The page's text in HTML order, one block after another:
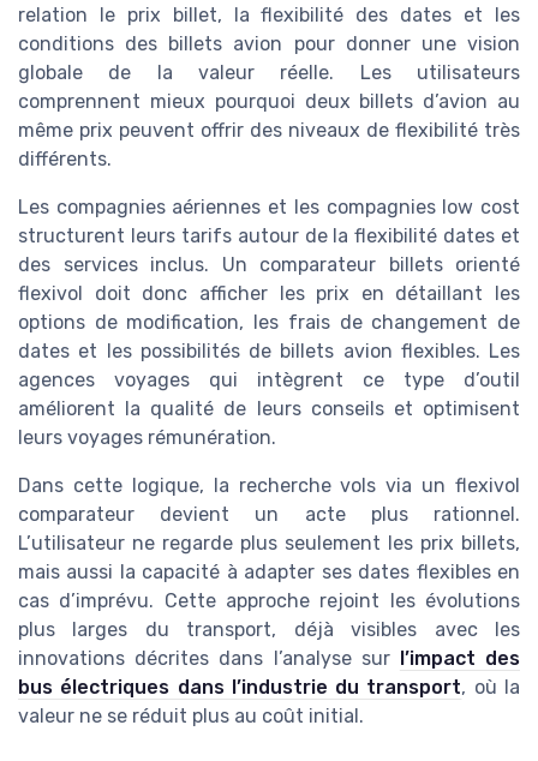
relation le prix billet, la flexibilité des dates et les
conditions des billets avion pour donner une vision
globale de la valeur réelle. Les utilisateurs
comprennent mieux pourquoi deux billets d’avion au
même prix peuvent offrir des niveaux de flexibilité très
différents.
Les compagnies aériennes et les compagnies low cost
structurent leurs tarifs autour de la flexibilité dates et
des services inclus. Un comparateur billets orienté
flexivol doit donc afficher les prix en détaillant les
options de modification, les frais de changement de
dates et les possibilités de billets avion flexibles. Les
agences voyages qui intègrent ce type d’outil
améliorent la qualité de leurs conseils et optimisent
leurs voyages rémunération.
Dans cette logique, la recherche vols via un flexivol
comparateur devient un acte plus rationnel.
L’utilisateur ne regarde plus seulement les prix billets,
mais aussi la capacité à adapter ses dates flexibles en
cas d’imprévu. Cette approche rejoint les évolutions
plus larges du transport, déjà visibles avec les
innovations décrites dans l’analyse sur
l’impact des
bus électriques dans l’industrie du transport, où la
valeur ne se réduit plus au coût initial.